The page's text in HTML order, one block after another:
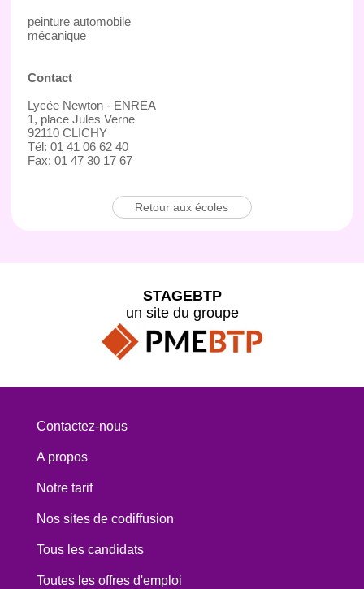
peinture automobile
mécanique
Contact
Lycée Newton - ENREA
1, place Jules Verne
92110 CLICHY
Tél: 01 41 06 62 40
Fax: 01 47 30 17 67
Retour aux écoles
STAGEBTP
un site du groupe
Contactez-nous
A propos
Notre tarif
Nos sites de codiffusion
Tous les candidats
Toutes les offres d'emploi